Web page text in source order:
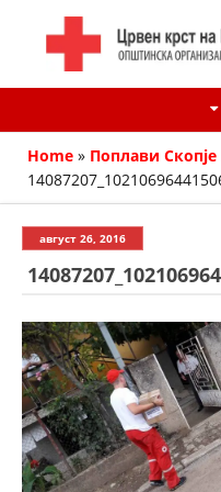
Home » Поплави Скопје
август 26, 2016